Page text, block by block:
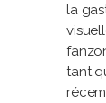
la
tant